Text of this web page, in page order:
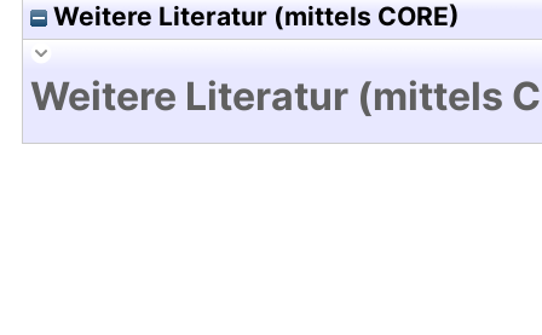
Weitere Literatur (mittels CORE)
Weitere Literatur (mittels